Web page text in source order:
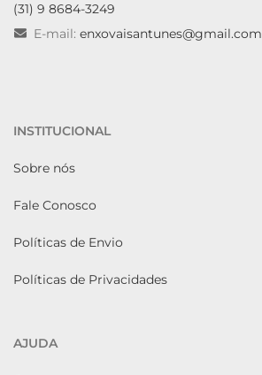
(31) 9 8684-3249
E-mail: enxovaisantunes@gmail.com
INSTITUCIONAL
Sobre nós
Fale Conosco
Políticas de Envio
Políticas de Privacidades
AJUDA